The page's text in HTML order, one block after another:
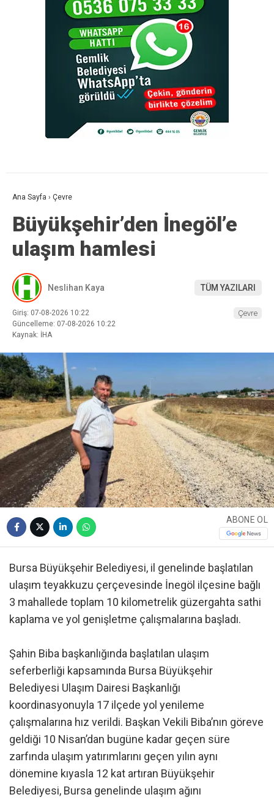
Ana Sayfa › Çevre
Büyükşehir’den İnegöl’e
ulaşım hamlesi
Neslihan Kaya TÜM YAZILARI
Giriş: 07-08-2026 10:22
Güncelleme: 07-08-2026 10:22
Kaynak: İHA
Çevre
ABONE OL
Bursa Büyükşehir Belediyesi, il genelinde başlatılan
ulaşım teyakkuzu çerçevesinde İnegöl ilçesine bağlı
3 mahallede toplam 10 kilometrelik güzergahta sathi
kaplama ve yol genişletme çalışmalarına başladı.
Şahin Biba başkanlığında başlatılan ulaşım
seferberliği kapsamında Bursa Büyükşehir
Belediyesi Ulaşım Dairesi Başkanlığı
koordinasyonuyla 17 ilçede yol yenileme
çalışmalarına hız verildi. Başkan Vekili Biba’nın göreve
geldiği 10 Nisan’dan bugüne kadar geçen süre
zarfında ulaşım yatırımlarını geçen yılın aynı
dönemine kıyasla 12 kat artıran Büyükşehir
Belediyesi, Bursa genelinde ulaşım ağını